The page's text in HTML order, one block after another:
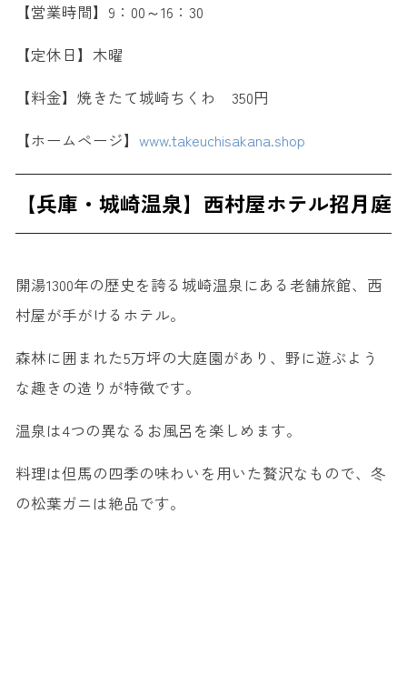
【営業時間】9：00～16：30
【定休日】木曜
【料金】焼きたて城崎ちくわ 350円
【ホームページ】 www.takeuchisakana.shop
【兵庫・城崎温泉】西村屋ホテル招月庭
開湯1300年の歴史を誇る城崎温泉にある老舗旅館、西
村屋が手がけるホテル。
森林に囲まれた5万坪の大庭園があり、野に遊ぶよう
な趣きの造りが特徴です。
温泉は4つの異なるお風呂を楽しめます。
料理は但馬の四季の味わいを用いた贅沢なもので、冬
の松葉ガニは絶品です。